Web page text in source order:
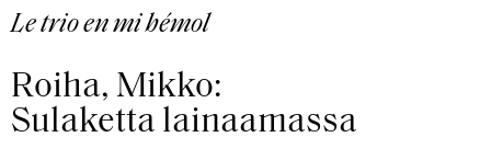
Le trio en mi bémol
Roiha, Mikko:
Sulaketta lainaamassa